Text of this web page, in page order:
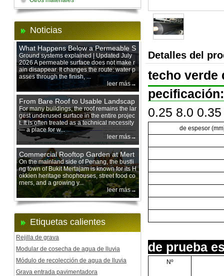
Noticias
What Happens Below a Permeable S
urface During Heavy Rain?
Ground systems explained | Updated July
2026 A permeable surface does not make r
ain disappear. It changes the route: water p
asses through the finish, ...
leer más→
From Bare Roof to Usable Landscap
e: Designing with 200 mm Green Ro
of Trays
For many buildings, the roof remains the lar
gest underused surface in the entire projec
t. It is often treated as a technical necessity
— a place for w...
leer más→
Commercial Rooftop Garden at Mert
ajam Urban Mall, Penang Mainland
On the mainland side of Penang, the bustli
ng town of Bukit Mertajam is known for its H
okkien heritage shophouses, street food co
rners, and a growing y...
leer más→
Etiquetas calientes
Rejilla de grava
Modular de cosecha de agua de lluvia
Módulo de recolección de agua de lluvia
Grava entrada pavimentadora
Detalles del
techo verde
pecificación:
0.25 8.0
de espesor
de prueba
Nº